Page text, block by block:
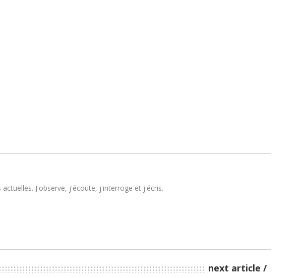
J'observe, j'écoute, j'interroge et j'écris.
next article